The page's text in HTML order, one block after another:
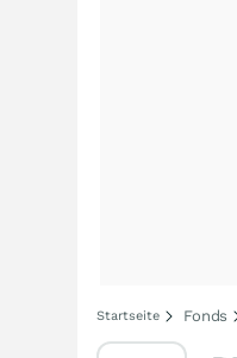
Startseite Fonds